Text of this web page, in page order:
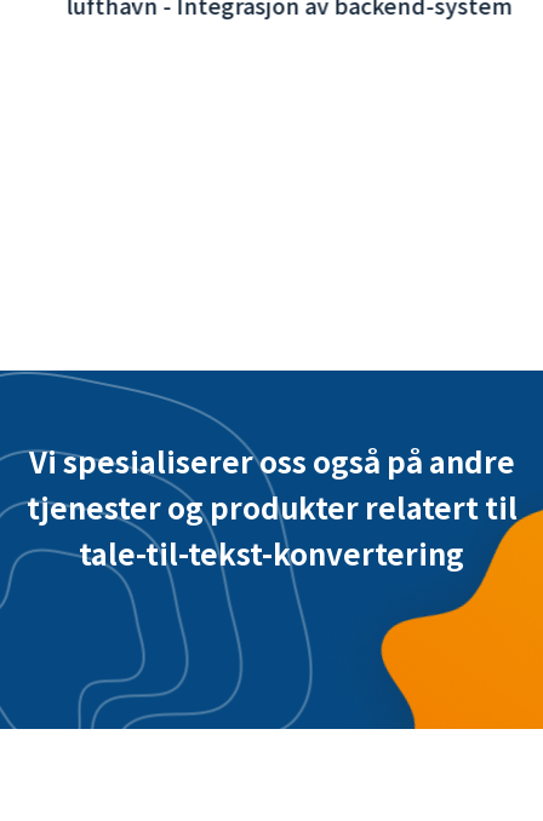
Vi spesialiserer oss også på andre
tjenester og produkter relatert til
tale-til-tekst-konvertering